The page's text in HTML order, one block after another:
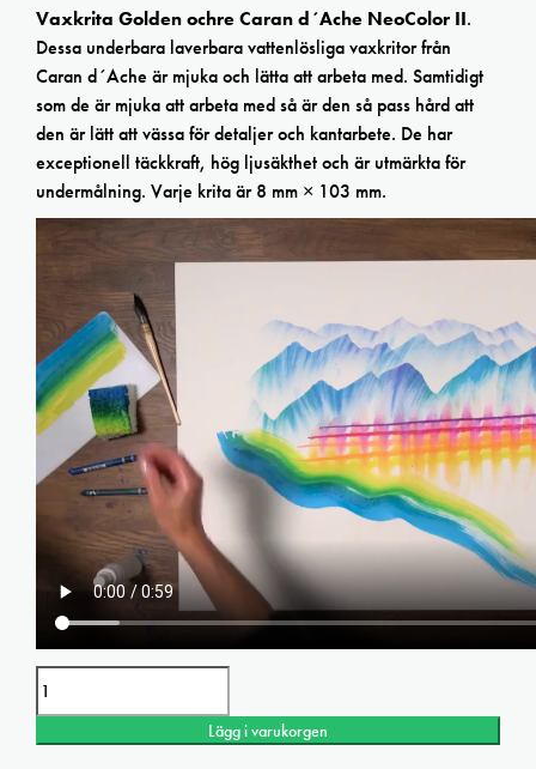
Vaxkrita Golden ochre Caran d´Ache NeoColor II.
Dessa underbara laverbara vattenlösliga vaxkritor från
Caran d´Ache är mjuka och lätta att arbeta med. Samtidigt
som de är mjuka att arbeta med så är den så pass hård att
den är lätt att vässa för detaljer och kantarbete. De har
exceptionell täckkraft, hög ljusäkthet och är utmärkta för
undermålning. Varje krita är 8 mm × 103 mm.
Vaxkrita
Golden
ochre
Caran
Lägg i varukorgen